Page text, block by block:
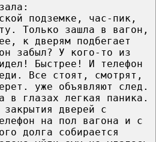
подземке, час-пик,
Только зашла в вагон,
к дверям подбегает
забыл? У кого-то из
Быстрее! И телефон
Все стоят, смотрят,
уже объявляют след.
в глазах легкая паника.
дверей с
на пол вагона и с
долга собирается